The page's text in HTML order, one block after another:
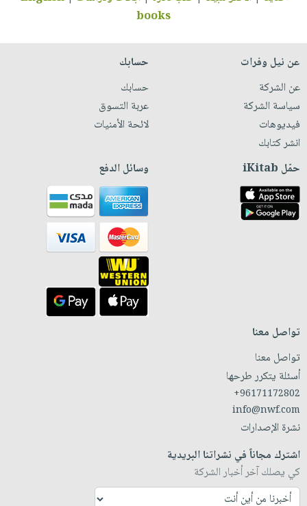
books
عن نيل وفرات
عن الشركة
سياسة الشركة
فيديوهات
انشر كتابك
حسابك
حسابك
عربة التسوق
لائحة الأمنيات
حمّل iKitab وسائل الدفع
تواصل معنا
تواصل معنا
أسئلة يتكرر طرحها
+96171172802
info@nwf.com
نشرة الإصدارات
اشترك مجاناً في نشراتنا البريدية
كي يصلك آخر أخبار الشركة